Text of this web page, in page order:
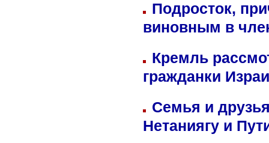
Подросток,
виновным в
Кремль
гражданки
Семья и
Нетаниягу и